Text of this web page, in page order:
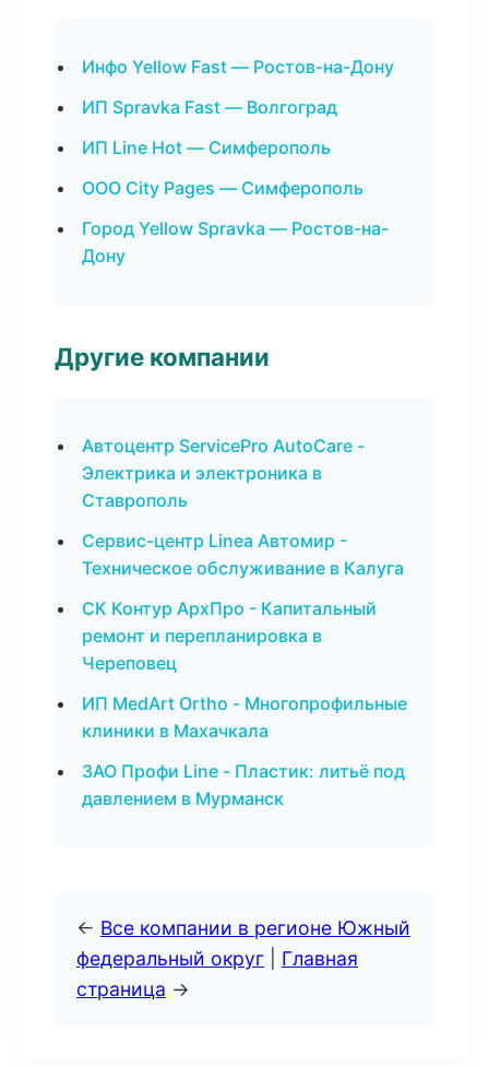
Инфо Yellow Fast — Ростов-на-Дону
ИП Spravka Fast — Волгоград
ИП Line Hot — Симферополь
ООО City Pages — Симферополь
Город Yellow Spravka — Ростов-на-
Дону
Другие компании
Автоцентр ServicePro AutoCare -
Электрика и электроника в
Ставрополь
Сервис-центр Linea Автомир -
Техническое обслуживание в Калуга
СК Контур АрхПро - Капитальный
ремонт и перепланировка в
Череповец
ИП MedArt Ortho - Многопрофильные
клиники в Махачкала
ЗАО Профи Line - Пластик: литьё под
давлением в Мурманск
← Все компании в регионе Южный
федеральный округ
Главная
страница →